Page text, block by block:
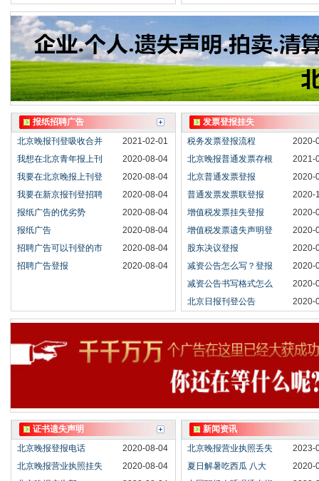
报纸招聘广告
北京晚报刊登吸收合并
2021-02-01
我想在北京青年报上刊
2020-08-04
我要在北京晚报上刊登
2020-08-04
我要在新京报刊登招聘
2020-08-04
报纸广告的优劣势
2020-08-04
报纸广告
2020-08-04
招聘广告可以刊登的市
2020-08-04
招聘广告登报
2020-08-04
发票登报挂失
税务发票登报流程
2020-
北京晚报普通发票存根
2021-
北京普通发票登报
2020-
普通发票发票联登报
2020-
增值税发票挂失登报
2020-
增值税发票遗失声明登
2020-
股东决议登报
2020-
减资公告怎么写？登报
2020-
减资公告书写格式怎么
2020-
北京日报刊登公告
2020-
证书遗失声明
北京晚报登报电话
2020-08-04
北京晚报营业执照挂失
2020-08-04
新闻资讯
北京晚报营业执照丢失
2023-
夏日解暑吃西瓜 八大
2020-